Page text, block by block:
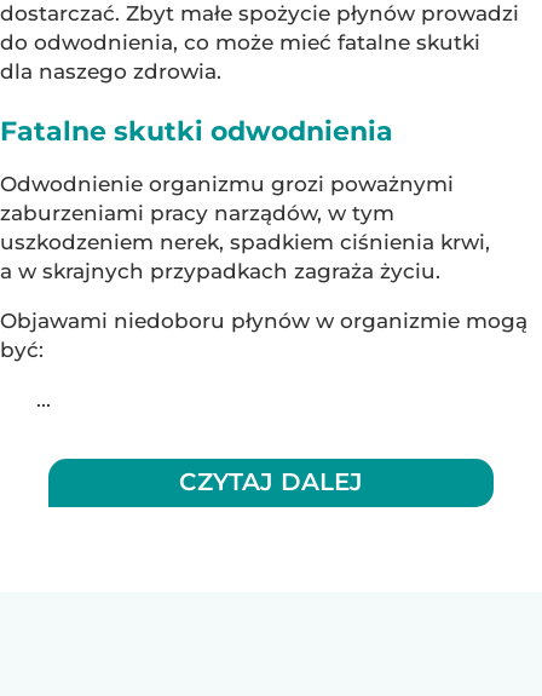
dostarczać. Zbyt małe spożycie płynów prowadzi
do odwodnienia, co może mieć fatalne skutki
dla naszego zdrowia.
Fatalne skutki odwodnienia
Odwodnienie organizmu grozi poważnymi
zaburzeniami pracy narządów, w tym
uszkodzeniem nerek, spadkiem ciśnienia krwi,
a w skrajnych przypadkach zagraża życiu.
Objawami niedoboru płynów w organizmie mogą
być:
...
CZYTAJ DALEJ